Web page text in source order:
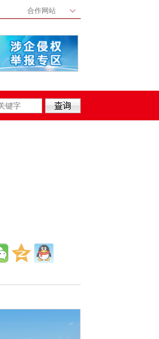
合作网站